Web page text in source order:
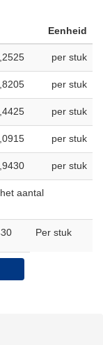
Eenheid
per stuk
per stuk
per stuk
per stuk
per stuk
aantal
Per stuk